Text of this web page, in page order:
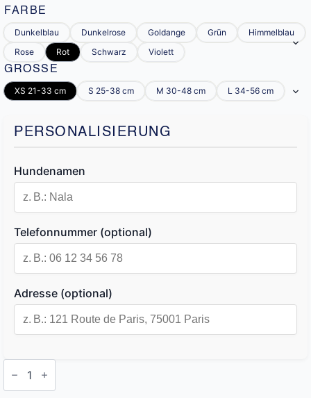
FARBE
Dunkelblau Dunkelrose Goldange Grün
Himmelblau
Rose
Rot Schwarz Violett
GRÖSSE
XS 21-33 cm S 25-38 cm M 30-48 cm L 34-56 cm
PERSONALISIERUNG
Hundenamen
Telefonnummer (optional)
Adresse (optional)
Halsband
Hund